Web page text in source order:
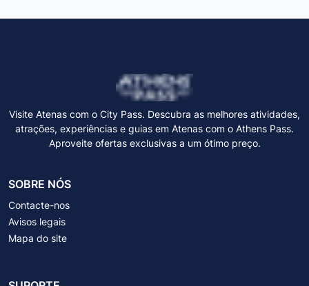
Visite Atenas com o City Pass. Descubra as melhores atividades,
atrações, experiências e guias em Atenas com o Athens Pass.
Aproveite ofertas exclusivas a um ótimo preço.
SOBRE NÓS
Contacte-nos
Avisos legais
Mapa do site